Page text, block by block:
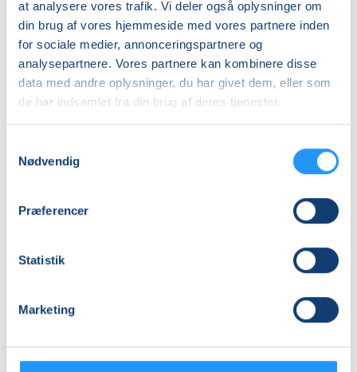
at analysere vores trafik. Vi deler også oplysninger om
din brug af vores hjemmeside med vores partnere inden
for sociale medier, annonceringspartnere og
analysepartnere. Vores partnere kan kombinere disse
data med andre oplysninger, du har givet dem, eller som
de har indsamlet fra din brug af deres tjenester.
Nødvendig
Præferencer
Statistik
Marketing
Efterfødsel
og
babymotorik
Ledige pladser
man. 24.08.2026, 13.30
København K
Bevægelse
og
afspænding
for
gravide
Ledige pladser
man. 28.09.2026, 15.15
København K
Laura Marie Søegaard
og
Ledige pladser
Ledige pladser